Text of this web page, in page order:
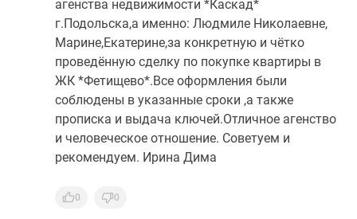
агенства недвижимости *Каскад*
г.Подольска,а именно: Людмиле Николаевне,
Марине,Екатерине,за конкретную и чётко
проведённую сделку по покупке квартиры в
ЖК *Фетищево*.Все оформления были
соблюдены в указанные сроки ,а также
прописка и выдача ключей.Отличное агенство
и человеческое отношение. Советуем и
рекомендуем. Ирина Дима
0 0